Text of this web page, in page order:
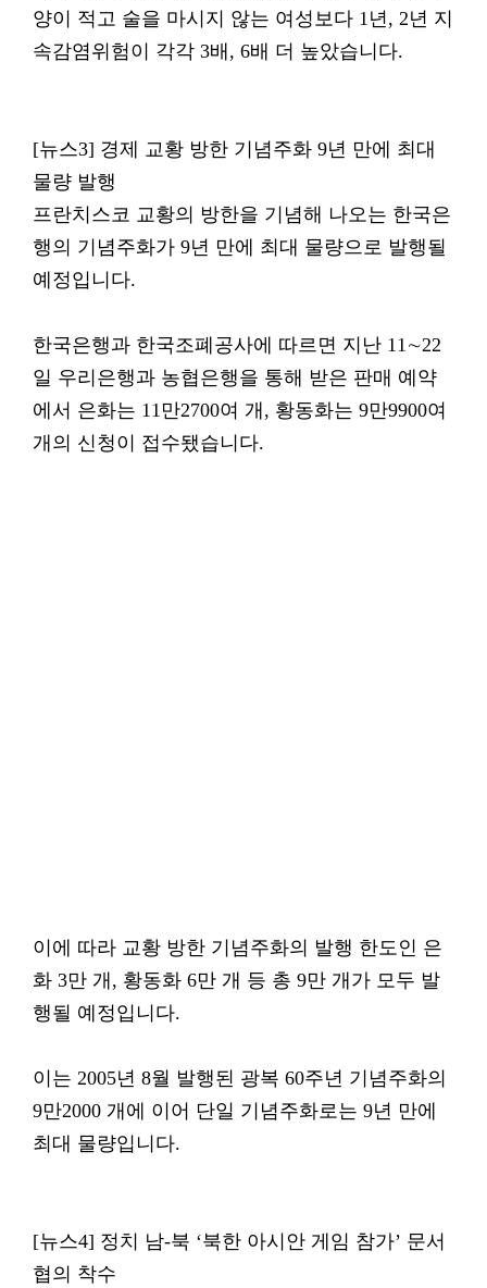
양이 적고 술을 마시지 않는 여성보다 1년, 2년 지
속감염위험이 각각 3배, 6배 더 높았습니다.
[뉴스3] 경제 교황 방한 기념주화 9년 만에 최대
물량 발행
프란치스코 교황의 방한을 기념해 나오는 한국은
행의 기념주화가 9년 만에 최대 물량으로 발행될
예정입니다.
한국은행과 한국조폐공사에 따르면 지난 11∼22
일 우리은행과 농협은행을 통해 받은 판매 예약
에서 은화는 11만2700여 개, 황동화는 9만9900여
개의 신청이 접수됐습니다.
이에 따라 교황 방한 기념주화의 발행 한도인 은
화 3만 개, 황동화 6만 개 등 총 9만 개가 모두 발
행될 예정입니다.
이는 2005년 8월 발행된 광복 60주년 기념주화의
9만2000 개에 이어 단일 기념주화로는 9년 만에
최대 물량입니다.
[뉴스4] 정치 남-북 ‘북한 아시안 게임 참가’ 문서
협의 착수